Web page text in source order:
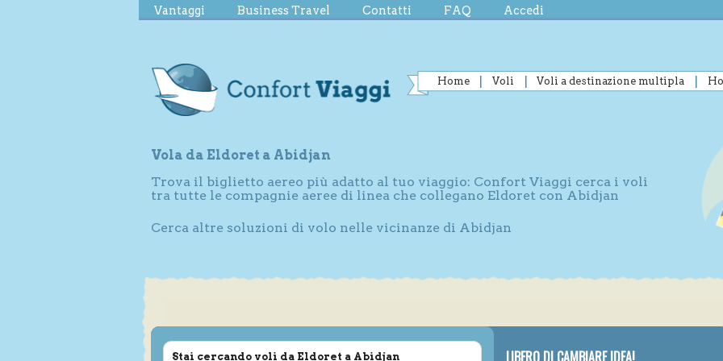
Vantaggi Business Travel Contatti FAQ Accedi
Home Voli Voli a destinazione multipla
Vola da Eldoret a Abidjan
Trova il biglietto aereo più adatto al tuo viaggio: Confort Viaggi cerca i voli
tra tutte le compagnie aeree di linea che collegano Eldoret con Abidjan
Cerca altre soluzioni di volo nelle vicinanze di Abidjan
Stai cercando voli da Eldoret a Abidjan LIBERO DI CAMBIARE IDEA!